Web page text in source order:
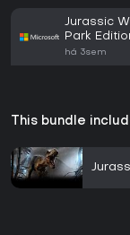
Jurassic
Park
há 3sem
This bundle